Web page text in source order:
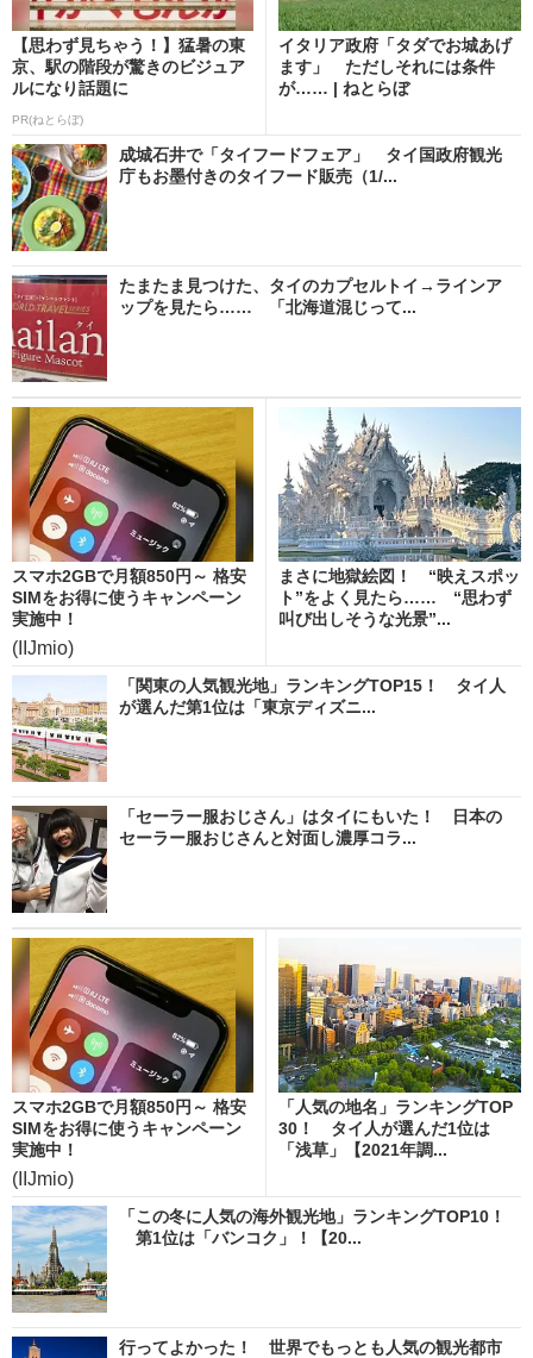
【思わず見ちゃう！】猛暑の東
京、駅の階段が驚きのビジュア
ルになり話題に
PR(ねとらぼ)
イタリア政府「タダでお城あげ
ます」 ただしそれには条件
が…… | ねとらぼ
成城石井で「タイフードフェア」 タイ国政府観光
庁もお墨付きのタイフード販売（1/...
たまたま見つけた、タイのカプセルトイ→ラインア
ップを見たら…… 「北海道混じって...
スマホ2GBで月額850円～ 格安
SIMをお得に使うキャンペーン
実施中！
(IIJmio)
まさに地獄絵図！ “映えスポッ
ト”をよく見たら…… “思わず
叫び出しそうな光景”...
「関東の人気観光地」ランキングTOP15！ タイ人
が選んだ第1位は「東京ディズニ...
「セーラー服おじさん」はタイにもいた！ 日本の
セーラー服おじさんと対面し濃厚コラ...
スマホ2GBで月額850円～ 格安
SIMをお得に使うキャンペーン
実施中！
(IIJmio)
「人気の地名」ランキングTOP
30！ タイ人が選んだ1位は
「浅草」【2021年調...
「この冬に人気の海外観光地」ランキングTOP10！
第1位は「バンコク」！【20...
行ってよかった！ 世界でもっとも人気の観光都市